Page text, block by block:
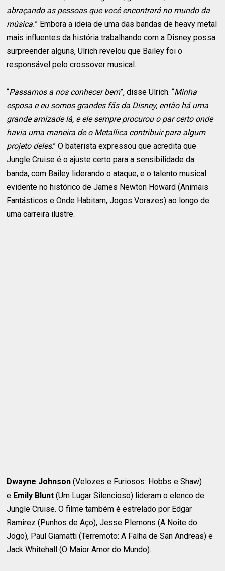
abraçando as pessoas que você encontrará no mundo da
música.” Embora a ideia de uma das bandas de heavy metal
mais influentes da história trabalhando com a Disney possa
surpreender alguns, Ulrich revelou que Bailey foi o
responsável pelo crossover musical.
“Passamos a nos conhecer bem”, disse Ulrich. “Minha
esposa e eu somos grandes fãs da Disney, então há uma
grande amizade lá, e ele sempre procurou o par certo onde
havia uma maneira de o Metallica contribuir para algum
projeto deles.” O baterista expressou que acredita que
Jungle Cruise é o ajuste certo para a sensibilidade da
banda, com Bailey liderando o ataque, e o talento musical
evidente no histórico de James Newton Howard (Animais
Fantásticos e Onde Habitam, Jogos Vorazes) ao longo de
uma carreira ilustre.
Dwayne Johnson (Velozes e Furiosos: Hobbs e Shaw)
e Emily Blunt(Um Lugar Silencioso) lideram o elenco de
Jungle Cruise. O filme também é estrelado por Edgar
Ramirez (Punhos de Aço), Jesse Plemons (A Noite do
Jogo), Paul Giamatti (Terremoto: A Falha de San Andreas) e
Jack Whitehall (O Maior Amor do Mundo).